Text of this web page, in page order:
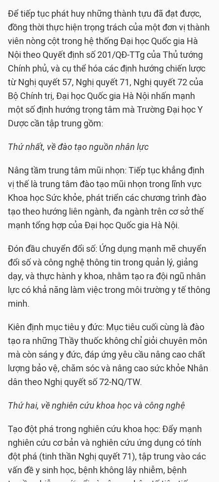
Để tiếp tục phát huy những thành tựu đã đạt được,
đồng thời thực hiện trọng trách của một đơn vị thành
viên nòng cột trong hệ thống Đại học Quốc gia Hà
Nội theo Quyết định số 201/QĐ-TTg của Thủ tướng
Chính phủ, và cụ thể hóa các định hướng chiến lược
từ Nghị quyết 57, Nghị quyết 71, Nghị quyết 72 của
Bộ Chính trị, Đại học Quốc gia Hà Nội nhấn mạnh
một số định hướng trọng tâm mà Trường Đại học Y
Dược cần tập trung gồm:
Thứ nhất, về đào tạo nguồn nhân lực
Nâng tầm trung tâm mũi nhọn: Tiếp tục khẳng định
vị thế là trung tâm đào tạo mũi nhọn trong lĩnh vực
Khoa học Sức khỏe, phát triển các chương trình đào
tạo theo hướng liên ngành, đa ngành trên cơ sở thế
mạnh tổng hợp của Đại học Quốc gia Hà Nội.
Đón đầu chuyển đổi số: Ứng dụng mạnh mẽ chuyển
đổi số và công nghệ thông tin trong quản lý, giảng
dạy, và thực hành y khoa, nhằm tạo ra đội ngũ nhân
lực có khả năng làm việc trong môi trường y tế thông
minh.
Kiên định mục tiêu y đức: Mục tiêu cuối cùng là đào
tạo ra những Thầy thuốc không chỉ giỏi chuyên môn
mà còn sáng y đức, đáp ứng yêu cầu nâng cao chất
lượng bảo vệ, chăm sóc và nâng cao sức khỏe Nhân
dân theo Nghị quyết số 72-NQ/TW.
Thứ hai, về nghiên cứu khoa học và công nghệ
Tạo đột phá trong nghiên cứu khoa học: Đẩy mạnh
nghiên cứu cơ bản và nghiên cứu ứng dụng có tính
đột phá (tinh thần Nghị quyết 71), tập trung vào các
vấn đề y sinh học, bệnh không lây nhiễm, bệnh